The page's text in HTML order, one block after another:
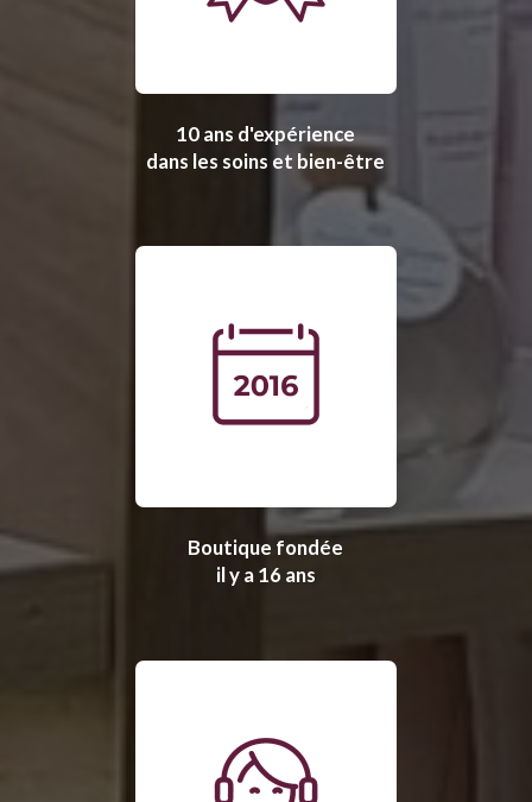
10 ans d'expérience
dans les soins et bien-être
Boutique fondée
il y a 16 ans